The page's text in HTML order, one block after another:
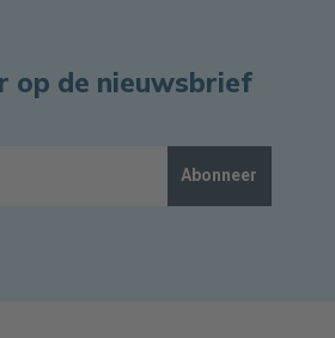
op de nieuwsbrief
Abonneer